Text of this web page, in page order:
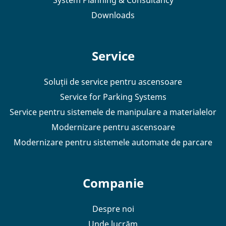
Downloads
Service
Soluții de service pentru ascensoare
Service for Parking Systems
Service pentru sistemele de manipulare a materialelor
Modernizare pentru ascensoare
Modernizare pentru sistemele automate de parcare
Companie
Despre noi